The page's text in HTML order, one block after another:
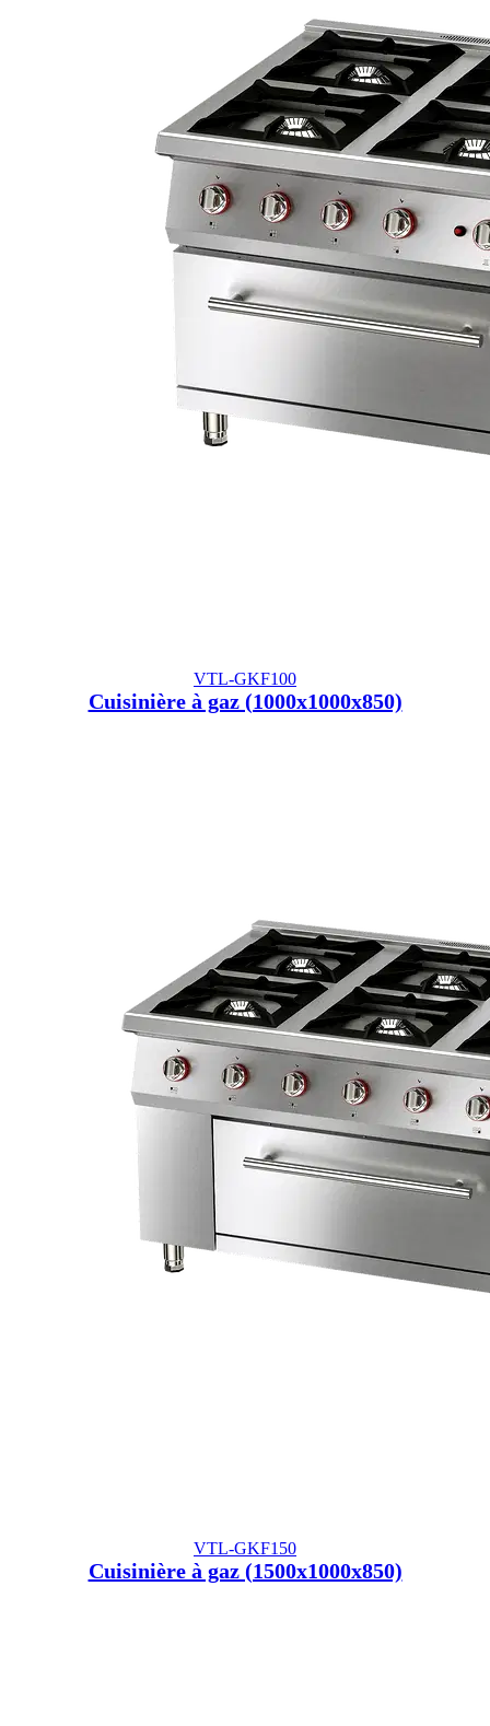
VTL-GKF100
Cuisinière à gaz (1000x1000x850)
VTL-GKF150
Cuisinière à gaz (1500x1000x850)